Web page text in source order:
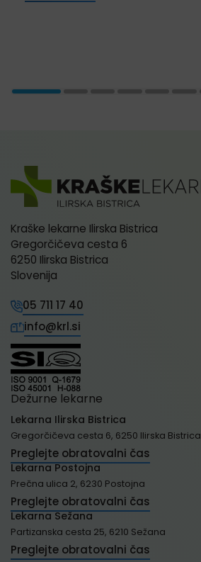
Kraške lekarne Ilirska Bistrica
Gregorčičeva cesta 6
6250 Ilirska Bistrica
Slovenija
05 711 17 40
info@krl.si
Dežurne lekarne
Lekarna Ilirska Bistrica
Gregorčičeva cesta 6, 6250 Ilirska Bistrica
Preglejte obratovalni čas
Lekarna Postojna
Prečna ulica 2, 6230 Postojna
Preglejte obratovalni čas
Lekarna Sežana
Partizanska cesta 25, 6210 Sežana
Preglejte obratovalni čas